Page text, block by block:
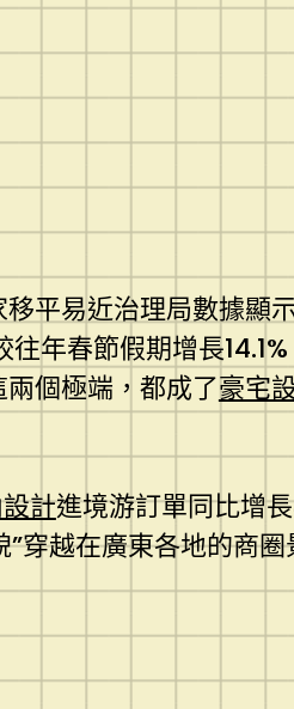
平易近治理局數據顯
年春節假期增長
個極端，都成了豪宅
計進境游訂單同比增
穿越在廣東各地的商